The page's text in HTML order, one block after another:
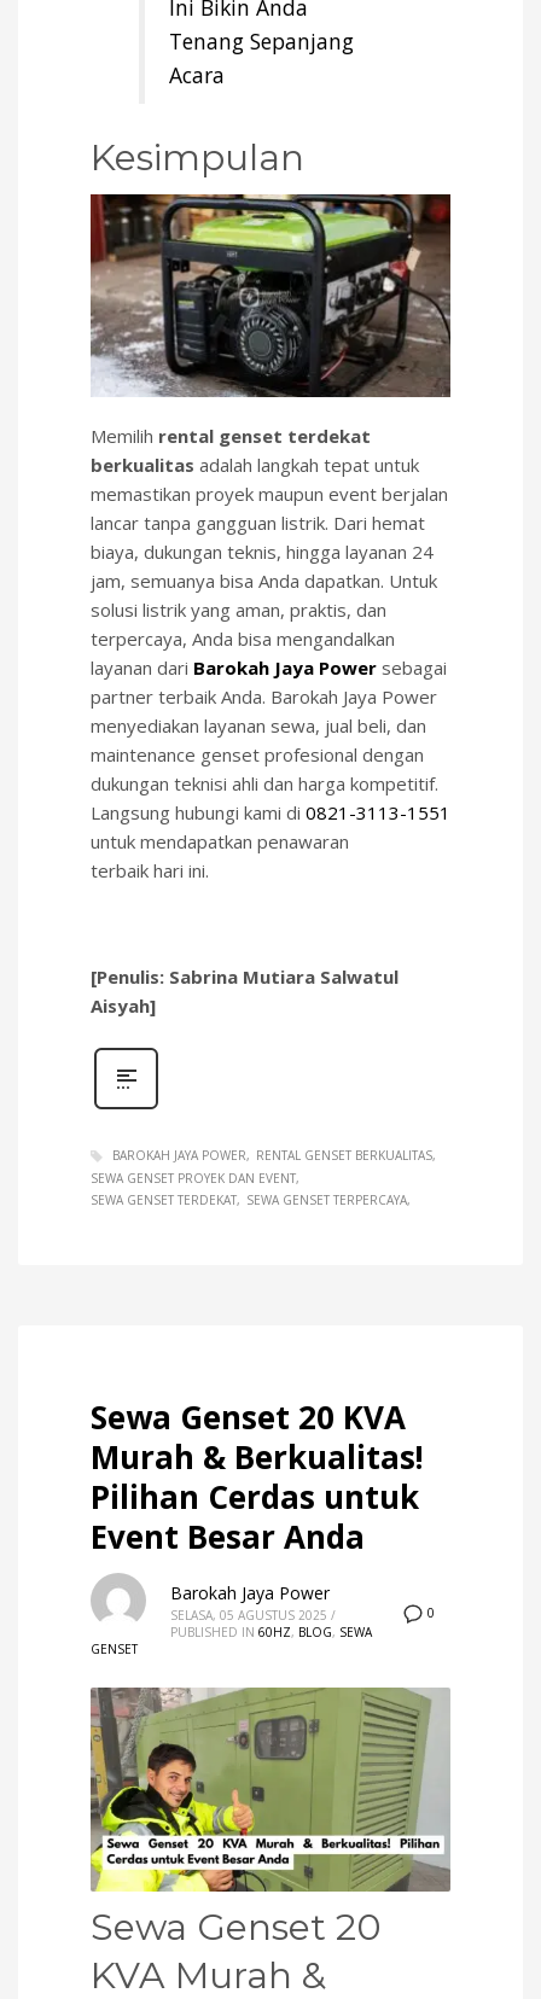
Ini Bikin Anda
Tenang Sepanjang
Acara
Kesimpulan
Memilih rental genset terdekat
berkualitas adalah langkah tepat untuk
memastikan proyek maupun event berjalan
lancar tanpa gangguan listrik. Dari hemat
biaya, dukungan teknis, hingga layanan 24
jam, semuanya bisa Anda dapatkan. Untuk
solusi listrik yang aman, praktis, dan
terpercaya, Anda bisa mengandalkan
layanan dari Barokah Jaya Power sebagai
partner terbaik Anda. Barokah Jaya Power
menyediakan layanan sewa, jual beli, dan
maintenance genset profesional dengan
dukungan teknisi ahli dan harga kompetitif.
Langsung hubungi kami di 0821-3113-1551
untuk mendapatkan penawaran
terbaik hari ini.
[Penulis: Sabrina Mutiara Salwatul
Aisyah]
BAROKAH JAYA POWER
RENTAL GENSET BERKUALITAS
SEWA GENSET PROYEK DAN EVENT
SEWA GENSET TERDEKAT
SEWA GENSET TERPERCAYA
Sewa Genset 20 KVA
Murah & Berkualitas!
Pilihan Cerdas untuk
Event Besar Anda
0
Barokah Jaya Power
SELASA, 05 AGUSTUS 2025 /
PUBLISHED IN 60HZ, BLOG, SEWA
GENSET
Sewa Genset 20
KVA Murah &